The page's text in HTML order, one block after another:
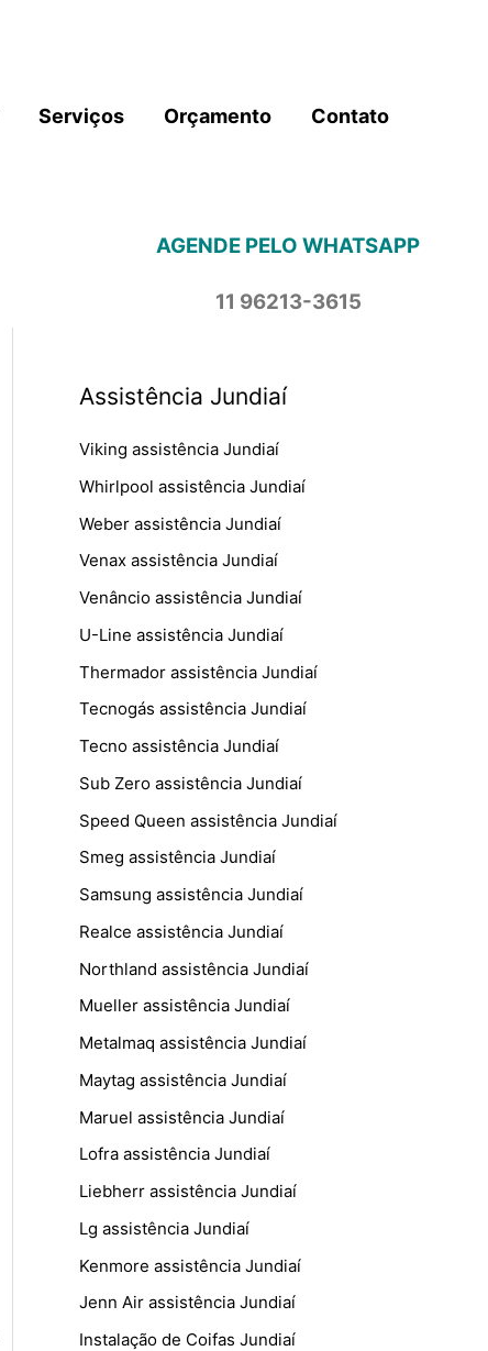
Serviços Orçamento Contato
AGENDE PELO WHATSAPP
11 96213-3615
Assistência Jundiaí
Viking assistência Jundiaí
Whirlpool assistência Jundiaí
Weber assistência Jundiaí
Venax assistência Jundiaí
Venâncio assistência Jundiaí
U-Line assistência Jundiaí
Thermador assistência Jundiaí
Tecnogás assistência Jundiaí
Tecno assistência Jundiaí
Sub Zero assistência Jundiaí
Speed Queen assistência Jundiaí
Smeg assistência Jundiaí
Samsung assistência Jundiaí
Realce assistência Jundiaí
Northland assistência Jundiaí
Mueller assistência Jundiaí
Metalmaq assistência Jundiaí
Maytag assistência Jundiaí
Maruel assistência Jundiaí
Lofra assistência Jundiaí
Liebherr assistência Jundiaí
Lg assistência Jundiaí
Kenmore assistência Jundiaí
Jenn Air assistência Jundiaí
Instalação de Coifas Jundiaí